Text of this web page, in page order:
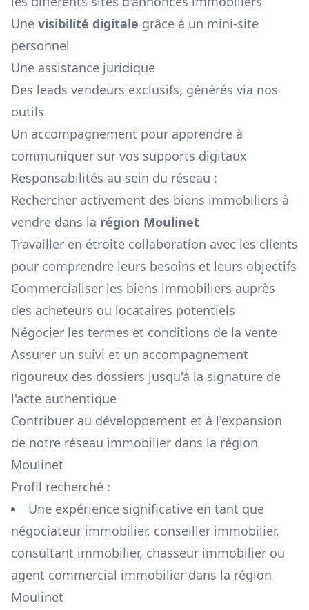
Une visibilité digitale grâce à un mini-site
personnel
Une assistance juridique
Des leads vendeurs exclusifs, générés via nos
outils
Un accompagnement pour apprendre à
communiquer sur vos supports digitaux
Responsabilités au sein du réseau :
Rechercher activement des biens immobiliers à
vendre dans la région Moulinet
Travailler en étroite collaboration avec les clients
pour comprendre leurs besoins et leurs objectifs
Commercialiser les biens immobiliers auprès
des acheteurs ou locataires potentiels
Négocier les termes et conditions de la vente
Assurer un suivi et un accompagnement
rigoureux des dossiers jusqu'à la signature de
l'acte authentique
Contribuer au développement et à l'expansion
de notre réseau immobilier dans la région
Moulinet
Profil recherché :
Une expérience significative en tant que
négociateur immobilier, conseiller immobilier,
consultant immobilier, chasseur immobilier ou
agent commercial immobilier dans la région
Moulinet